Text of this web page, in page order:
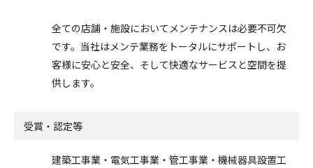
全ての店舗・施設においてメンテナンスは必要不可欠
です。当社はメンテ業務をトータルにサポートし、お
客様に安心と安全、そして快適なサービスと空間を提
供します。
受賞・認定等
建築工事業・電気工事業・管工事業・機械器具設置工